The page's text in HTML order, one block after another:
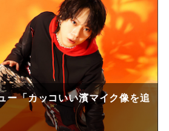
ー「カッコいい濱マイク像を追